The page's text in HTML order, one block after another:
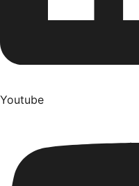
Youtube